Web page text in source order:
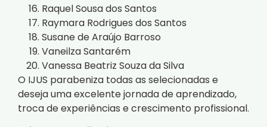
Raquel Sousa dos Santos
Raymara Rodrigues dos Santos
Susane de Araújo Barroso
Vaneilza Santarém
Vanessa Beatriz Souza da Silva
O IJUS parabeniza todas as selecionadas e
deseja uma excelente jornada de aprendizado,
troca de experiências e crescimento profissional.